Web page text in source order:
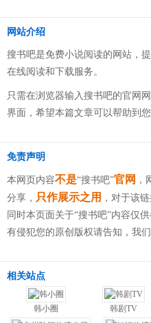
网站介绍
搜书吧是免费小说阅读的网站，
在线阅读和下载服务。
只需在浏览器输入搜书吧的官网
界面，希望本篇文章可以帮助到
免责声明
本网页内容不是“搜书吧”官网 ，
分享， 只作展示之用 ，对于该
同时本页面关于“搜书吧”内容仅
有侵犯您的原创版权请告知，我
相关站点
韩小圈 韩剧TV